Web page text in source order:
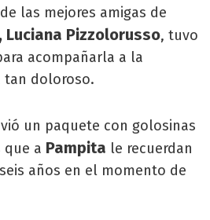
las mejores amigas de
Luciana Pizzolorusso, tuvo
acompañarla a la
tan doloroso.
un paquete con golosinas
que a Pampita le recuerdan
años en el momento de